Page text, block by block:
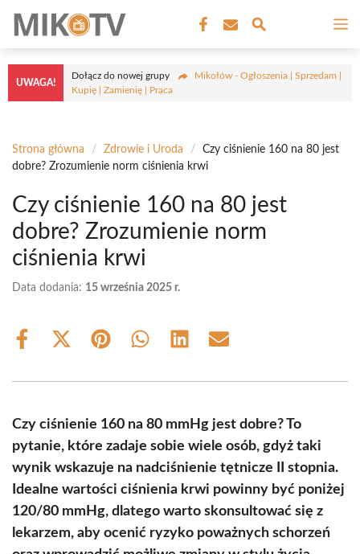
treści
UWAGA!
Dołącz do nowej grupy
Mikołów - Ogłoszenia | Sprzedam |
Kupię | Zamienię | Praca
Strona główna / Zdrowie i Uroda /
Czy ciśnienie 160 na 80 jest
dobre? Zrozumienie norm ciśnienia krwi
Czy ciśnienie 160 na 80 jest
dobre? Zrozumienie norm
ciśnienia krwi
Data dodania: 15 września 2025 r.
Share
Share
(Twitter)
Share Share Share Share
Czy ciśnienie 160 na 80 mmHg jest dobre? To
pytanie, które zadaje sobie wiele osób, gdyż taki
wynik wskazuje na nadciśnienie tętnicze II stopnia.
Idealne wartości ciśnienia krwi powinny być poniżej
120/80 mmHg, dlatego warto skonsultować się z
lekarzem, aby ocenić ryzyko poważnych schorzeń